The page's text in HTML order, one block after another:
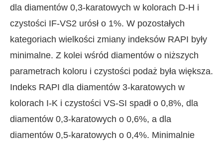
dla diamentów 0,3-karatowych w kolorach D-H i
czystości IF-VS2 urósł o 1%. W pozostałych
kategoriach wielkości zmiany indeksów RAPI były
minimalne. Z kolei wśród diamentów o niższych
parametrach koloru i czystości podaż była większa.
Indeks RAPI dla diamentów 3-karatowych w
kolorach I-K i czystości VS-SI spadł o 0,8%, dla
diamentów 0,3-karatowych o 0,6%, a dla
diamentów 0,5-karatowych o 0,4%. Minimalnie